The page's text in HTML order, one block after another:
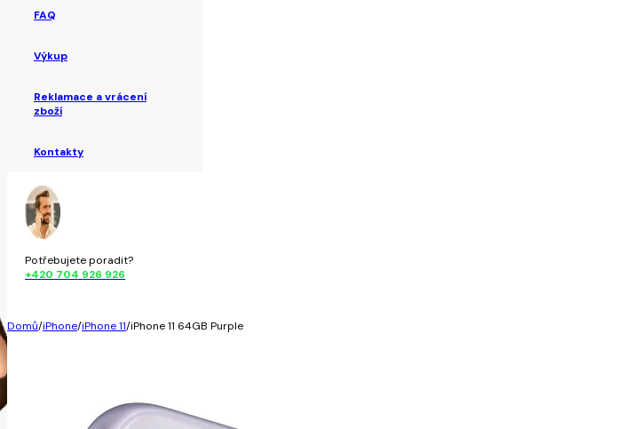
FAQ
Výkup
Reklamace a vrácení
zboží
Kontakty
Potřebujete poradit?
+420 704 926 926
Domů/iPhone/iPhone 11/iPhone 11 64GB Purple